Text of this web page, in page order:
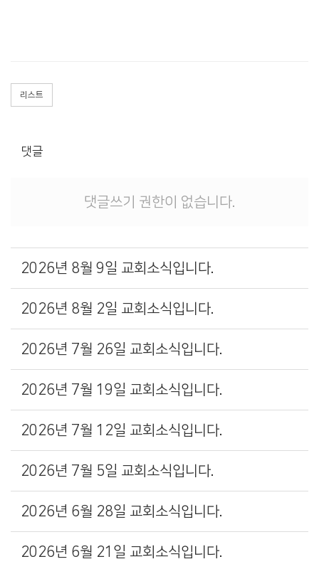
리스트
댓글
댓글쓰기 권한이 없습니다.
2026년 8월 9일 교회소식입니다.
2026년 8월 2일 교회소식입니다.
2026년 7월 26일 교회소식입니다.
2026년 7월 19일 교회소식입니다.
2026년 7월 12일 교회소식입니다.
2026년 7월 5일 교회소식입니다.
2026년 6월 28일 교회소식입니다.
2026년 6월 21일 교회소식입니다.